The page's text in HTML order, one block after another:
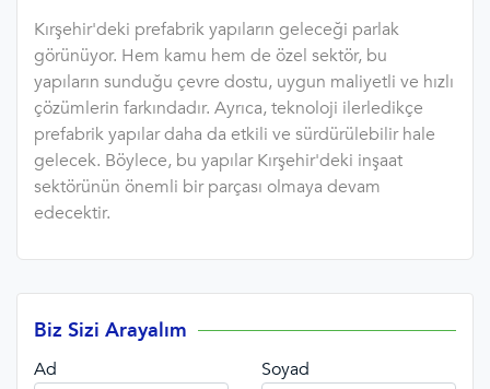
Kırşehir'deki prefabrik yapıların geleceği parlak
görünüyor. Hem kamu hem de özel sektör, bu
yapıların sunduğu çevre dostu, uygun maliyetli ve hızlı
çözümlerin farkındadır. Ayrıca, teknoloji ilerledikçe
prefabrik yapılar daha da etkili ve sürdürülebilir hale
gelecek. Böylece, bu yapılar Kırşehir'deki inşaat
sektörünün önemli bir parçası olmaya devam
edecektir.
Biz Sizi Arayalım
Ad Soyad